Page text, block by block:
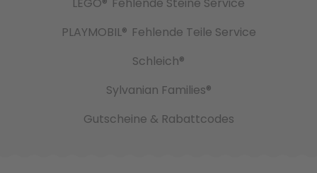
PLAYMOBIL® Fehlende Teile Service
Schleich®
Sylvanian Families®
Gutscheine & Rabattcodes